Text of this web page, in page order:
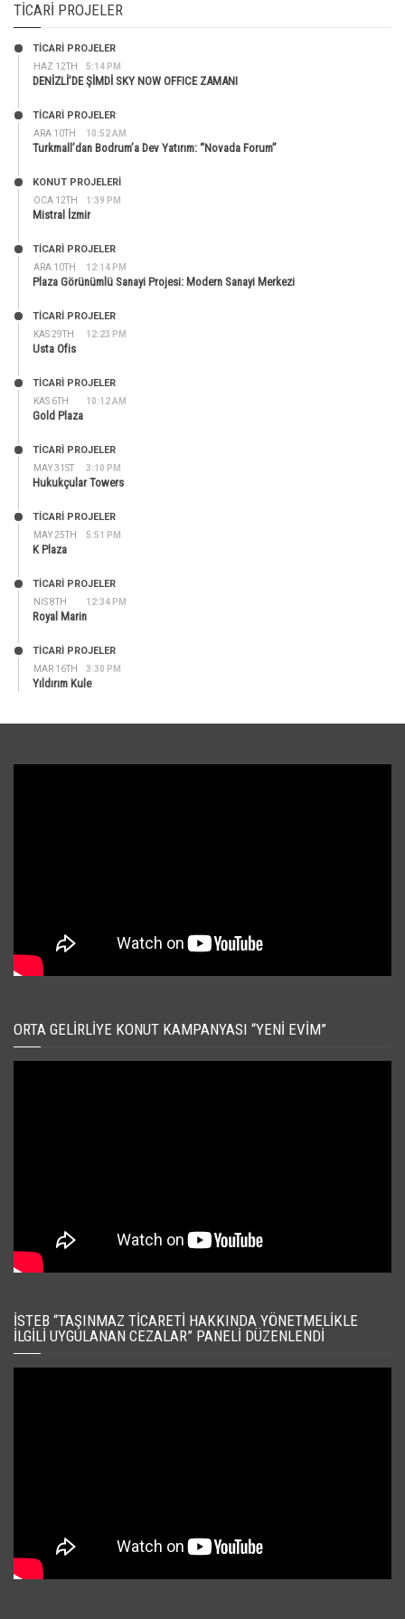
TICARI PROJELER
HAZ 12TH 5:14 PM
TİCARİ PROJELER
DENİZLİ’DE ŞİMDİ SKY NOW OFFICE ZAMANI
ARA 10TH 10:52 AM
TİCARİ PROJELER
Turkmall’dan Bodrum’a Dev Yatırım: “Novada Forum”
OCA 12TH 1:39 PM
KONUT PROJELERI
Mistral İzmir
ARA 10TH 12:14 PM
TİCARİ PROJELER
Plaza Görünümlü Sanayi Projesi: Modern Sanayi Merkezi
KAS 29TH 12:23 PM
TİCARİ PROJELER
Usta Ofis
KAS 6TH 10:12 AM
TİCARİ PROJELER
Gold Plaza
MAY 31ST 3:10 PM
TİCARİ PROJELER
Hukukçular Towers
MAY 25TH 5:51 PM
TİCARİ PROJELER
K Plaza
NIS 8TH 12:34 PM
TİCARİ PROJELER
Royal Marin
MAR 16TH 3:30 PM
TİCARİ PROJELER
Yıldırım Kule
ORTA GELIRLIYE KONUT KAMPANYASI “YENI EVIM”
İSTEB “TAŞINMAZ TICARETI HAKKINDA YÖNETMELIKLE
İLGILI UYGULANAN CEZALAR” PANELI DÜZENLENDI